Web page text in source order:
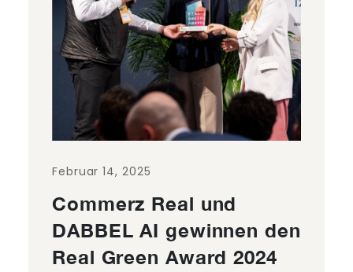
Februar 14, 2025
Commerz Real und
DABBEL AI gewinnen den
Real Green Award 2024